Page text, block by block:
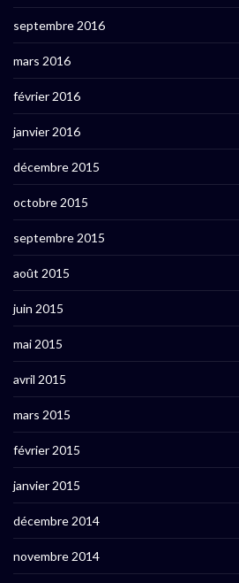
septembre 2016
mars 2016
février 2016
janvier 2016
décembre 2015
octobre 2015
septembre 2015
août 2015
juin 2015
mai 2015
avril 2015
mars 2015
février 2015
janvier 2015
décembre 2014
novembre 2014